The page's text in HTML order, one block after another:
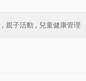
, 親子活動 , 兒童健康管理